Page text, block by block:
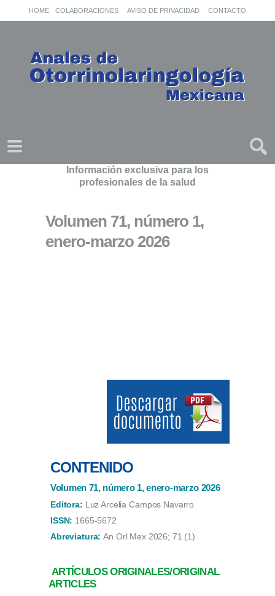
HOME COLABORACIONES AVISO DE PRIVACIDAD CONTACTO
Información exclusiva para los
profesionales de la salud
Volumen 71, número 1,
enero-marzo 2026
CONTENIDO
Volumen 71, número 1, enero-marzo 2026
Editora: Luz Arcelia Campos Navarro
ISSN: 1665-5672
Abreviatura: An Orl Mex 2026; 71 (1)
ARTÍCULOS ORIGINALES/ORIGINAL
ARTICLES